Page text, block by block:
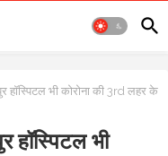
भी कोरोना की 3rd लहर के
हॉस्पिटल भी